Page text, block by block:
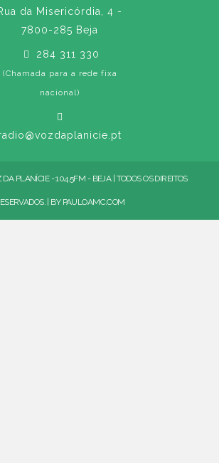
da Misericórdia, 4 -
7800-285 Beja
284 311 330
(Chamada para a rede fixa
nacional)
PLANÍCIE - 104.5FM - BEJA | TODOS OS DIREITOS
| BY PAULOAMC.COM